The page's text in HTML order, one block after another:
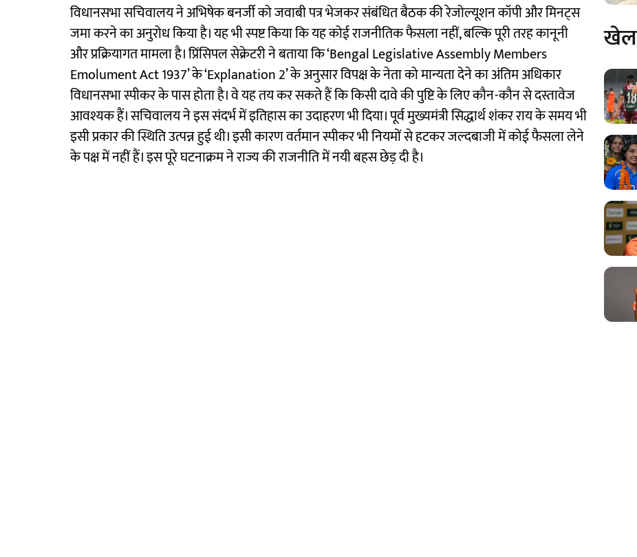
विधानसभा सचिवालय ने अभिषेक बनर्जी को जवाबी पत्र भेजकर संबंधित बैठक की रेजोल्यूशन कॉपी और मिनट्स
जमा करने का अनुरोध किया है। यह भी स्पष्ट किया कि यह कोई राजनीतिक फैसला नहीं, बल्कि पूरी तरह कानूनी
और प्रक्रियागत मामला है। प्रिंसिपल सेक्रेटरी ने बताया कि ‘Bengal Legislative Assembly Members
Emolument Act 1937’ के ‘Explanation 2’ के अनुसार विपक्ष के नेता को मान्यता देने का अंतिम अधिकार
विधानसभा स्पीकर के पास होता है। वे यह तय कर सकते हैं कि किसी दावे की पुष्टि के लिए कौन-कौन से दस्तावेज
आवश्यक हैं। सचिवालय ने इस संदर्भ में इतिहास का उदाहरण भी दिया। पूर्व मुख्यमंत्री सिद्धार्थ शंकर राय के समय भी
इसी प्रकार की स्थिति उत्पन्न हुई थी। इसी कारण वर्तमान स्पीकर भी नियमों से हटकर जल्दबाजी में कोई फैसला लेने
के पक्ष में नहीं हैं। इस पूरे घटनाक्रम ने राज्य की राजनीति में नयी बहस छेड़ दी है।
खेल